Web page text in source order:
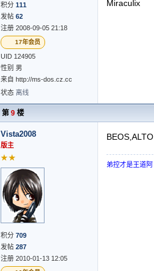
积分 111
发帖 62
注册 2008-09-05 21:18
17年会员
UID 124905
性别 男
来自 http://ms-dos.cz.cc
状态 离线
Miraculix
第 9 楼
Vista2008
版主
★★
积分 709
发帖 287
注册 2010-01-13 12:05
BEOS,ALTO
弟控才是王道阿